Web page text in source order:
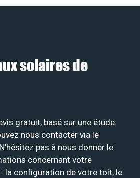
solaires de
gratuit, basé sur une étude
nous contacter via le
pas à nous donner le
concernant votre
la configuration de votre toit, le